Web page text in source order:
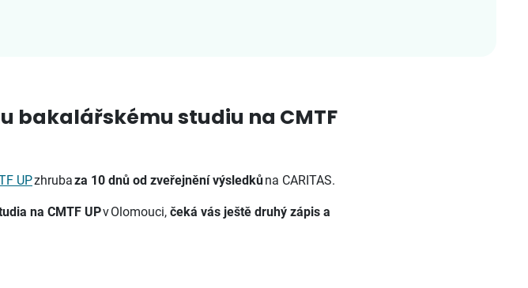
bakalářskému studiu na CMTF
UPzhrubaza 10 dnů od zveřejnění výsledkůna CARITAS.
na CMTF UPv Olomouci, čeká vás ještě druhý zápis a